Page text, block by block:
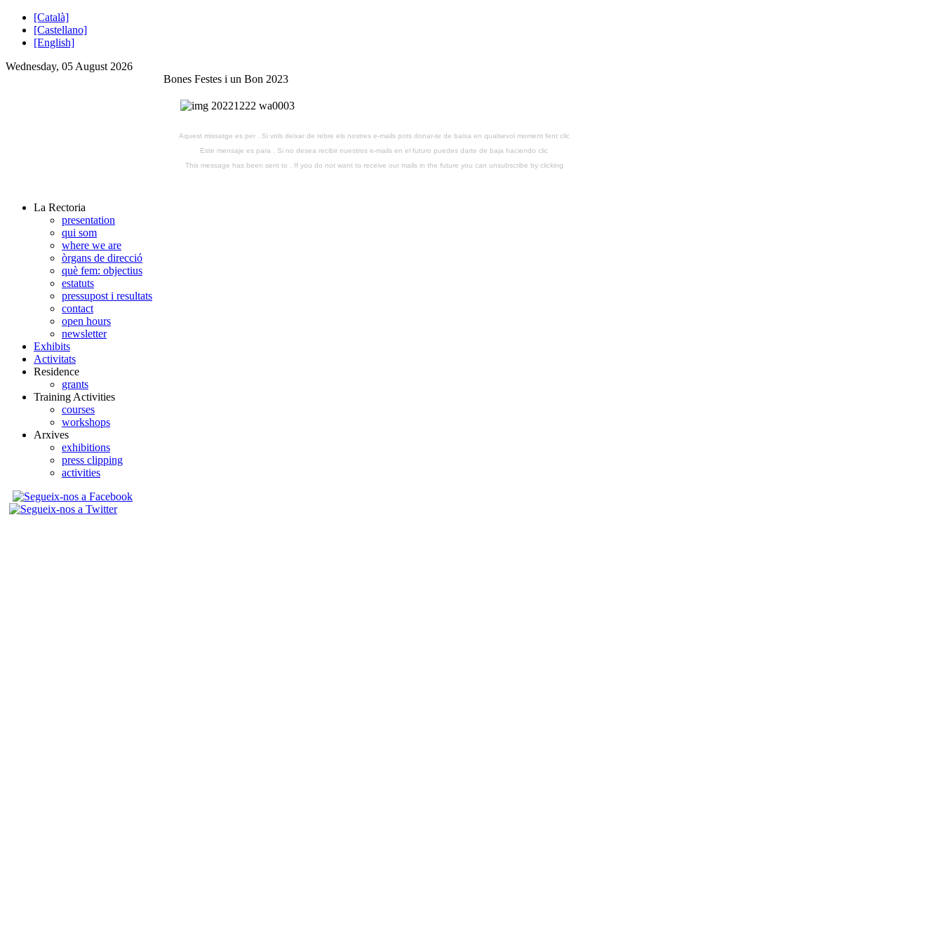
[Català]
[Castellano]
[English]
Wednesday, 05 August 2026
Bones Festes i un Bon 2023
Aquest missatge es per . Si vols deixar de rebre els nostres e-mails pots donar-te de baixa en qualsevol moment fent clic
Este mensaje es para . Si no desea recibir nuestros e-mails en el futuro puedes darte de baja haciendo clic
This message has been sent to . If you do not want to receive our mails in the future you can unsubscribe by clicking
La Rectoria
presentation
qui som
where we are
òrgans de direcció
què fem: objectius
estatuts
pressupost i resultats
contact
open hours
newsletter
Exhibits
Activitats
Residence
grants
Training Activities
courses
workshops
Arxives
exhibitions
press clipping
activities